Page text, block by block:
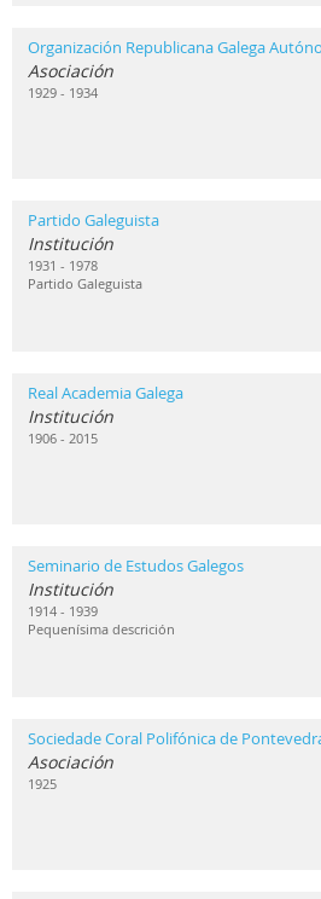
Organización Republicana Galega
Asociación
1929 - 1934
Partido Galeguista
Institución
1931 - 1978
Partido Galeguista
Real Academia Galega
Institución
1906 - 2015
Seminario de Estudos Galegos
Institución
1914 - 1939
Pequenísima descrición
Sociedade Coral Polifónica de
Asociación
1925